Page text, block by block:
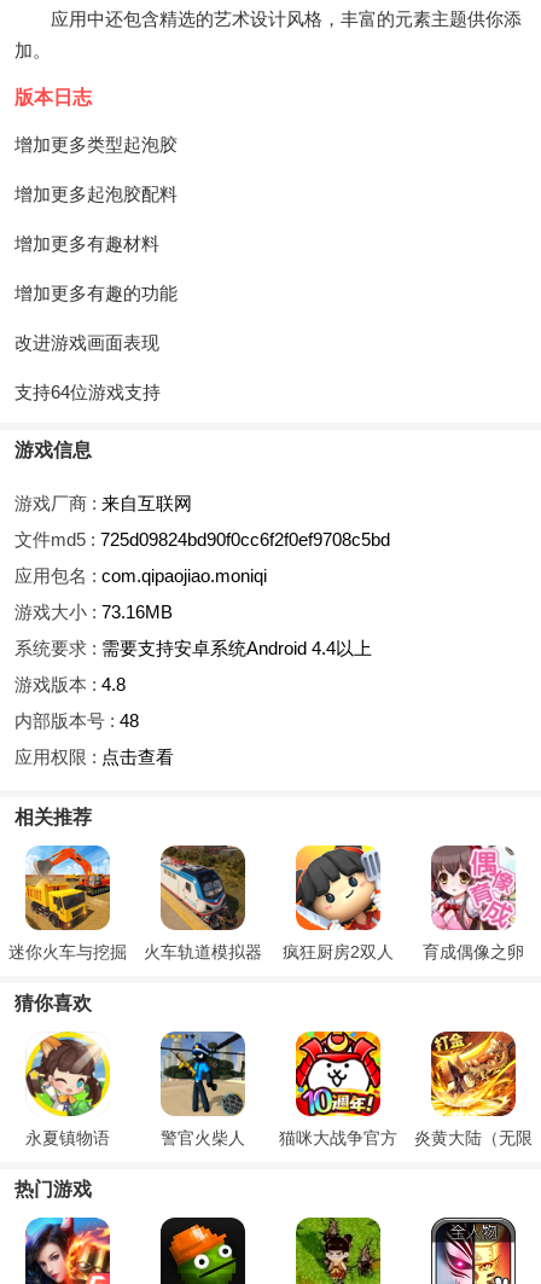
应用中还包含精选的艺术设计风格，丰富的元素主题供你添
加。
版本日志
增加更多类型起泡胶
增加更多起泡胶配料
增加更多有趣材料
增加更多有趣的功能
改进游戏画面表现
支持64位游戏支持
游戏信息
游戏厂商 : 来自互联网
文件md5 : 725d09824bd90f0cc6f2f0ef9708c5bd
应用包名 : com.qipaojiao.moniqi
游戏大小 : 73.16MB
系统要求 : 需要支持安卓系统Android 4.4以上
游戏版本 : 4.8
内部版本号 : 48
应用权限 : 点击查看
相关推荐
迷你火车与挖掘
火车轨道模拟器
疯狂厨房2双人
育成偶像之卵
猜你喜欢
永夏镇物语 警官火柴人
猫咪大战争官方
炎黄大陆（无限
热门游戏